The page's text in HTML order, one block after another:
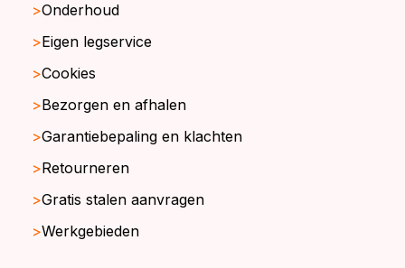
Onderhoud
Eigen legservice
Cookies
Bezorgen en afhalen
Garantiebepaling en klachten
Retourneren
Gratis stalen aanvragen
Werkgebieden